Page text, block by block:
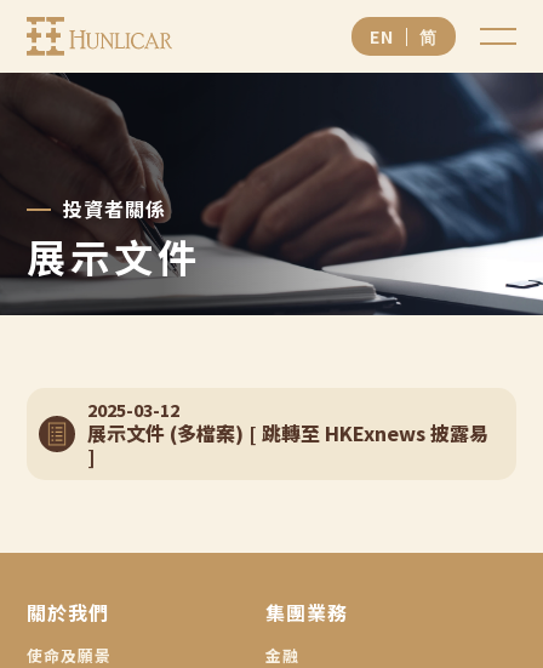
亨
利
加
團
有
限
EN 简
投資者關係
展示文件
2025-03-12
展示文件 (多檔案) [ 跳轉至 HKExnews 披露易
]
關於我們
使命及願景
集團業務
金融